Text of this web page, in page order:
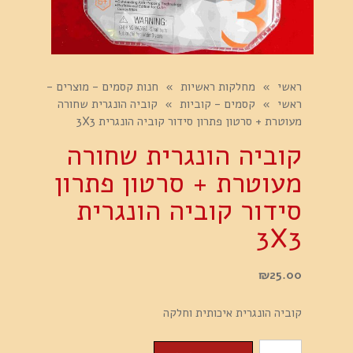
ראשי » מחלקות ראשיות » חנות קסמים - מוצרים -
ראשי » קסמים - קוביות » קוביה הונגרית שחורה
מעוטרת + סרטון פתרון סידור קוביה הונגרית 3X3
קוביה הונגרית שחורה
מעוטרת + סרטון פתרון
סידור קוביה הונגרית
3X3
₪25.00
קוביה הונגרית איכותית וחלקה